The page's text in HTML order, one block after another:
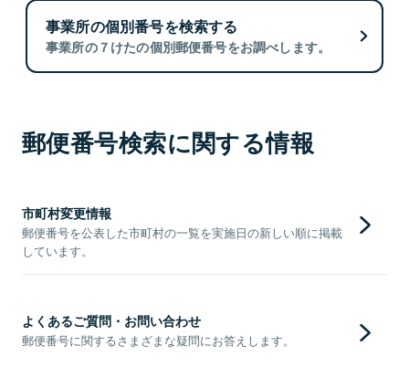
事業所の個別番号を検索する
事業所の７けたの個別郵便番号をお調べします。
郵便番号検索に関する情報
市町村変更情報
郵便番号を公表した市町村の一覧を実施日の新しい順に掲載
しています。
よくあるご質問・お問い合わせ
郵便番号に関するさまざまな疑問にお答えします。